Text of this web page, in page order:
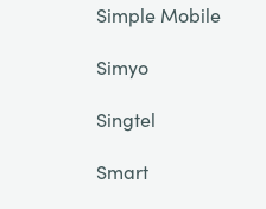
Simple Mobile
Simyo
Singtel
Smart